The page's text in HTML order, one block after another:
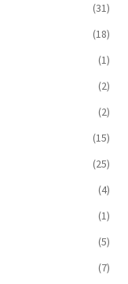
(31)
(18)
(1)
(2)
(2)
(15)
(25)
(4)
(1)
(5)
(7)